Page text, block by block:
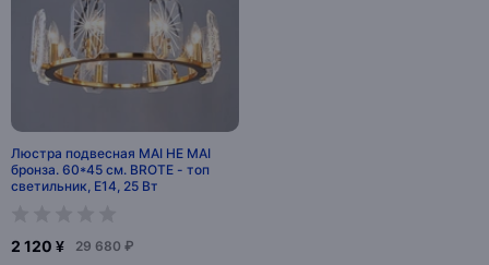
Люстра подвесная MAI HE MAI
бронза. 60*45 см. BROTE - топ
светильник, E14, 25 Вт
2 120 ¥ 29 680 ₽